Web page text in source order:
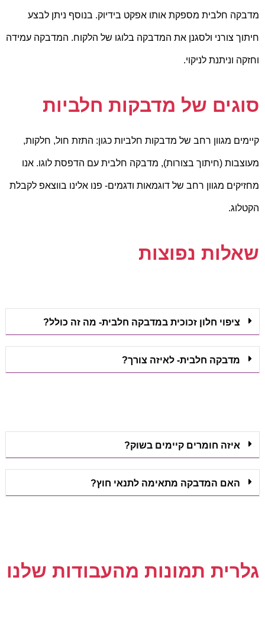
מדבקה חלבית מספקת אותו אפקט בידיוק. בנוסף ניתן לבצע
חיתוך צורני ולסגנן את המדבקה בלוגו של הלקוח. המדבקה עמידה
וחזקה וניתנת לניקוי.
סוגים של מדבקות חלביות
קיימים מגוון רחב של מדבקות חלביות כגון: התזת חול, חלקות,
מעוצבות (חיתוך בצורות), מדבקה חלבית עם הדפסת לוגו. אנו
מחזיקים מגוון רחב של דוגמאות ודגמים- פנו אלינו בווצאפ לקבלת
הקטלוג.
שאלות נפוצות
ציפוי חלון זכוכית במדבקה חלבית- מה זה כולל?
מדבקה חלבית- לאיזה צורך?
איזה חומרים קיימים בשוק?
האם המדבקה מתאימה לתנאי חוץ?
גלרית תמונות מהעבודות שלנו